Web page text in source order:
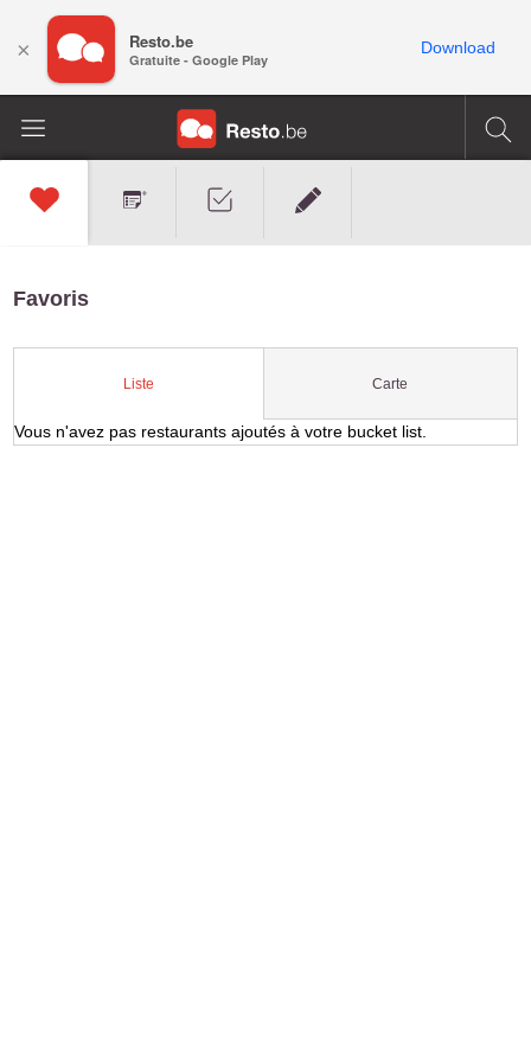
Favoris
Liste Carte
Vous n'avez pas restaurants ajoutés à votre bucket list.
× Resto.be
Gratuite - Google Play
Download